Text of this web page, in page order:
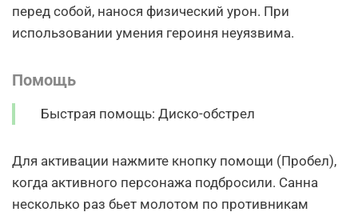
перед собой, нанося физический урон. При
использовании умения героиня неуязвима.
Помощь
Быстрая помощь: Диско-обстрел
Для активации нажмите кнопку помощи (Пробел),
когда активного персонажа подбросили. Санна
несколько раз бьет молотом по противникам